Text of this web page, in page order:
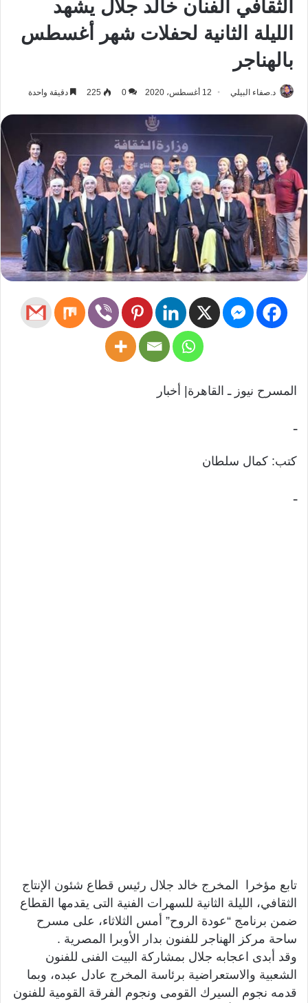
الثقافي الفنان خالد جلال يشهد
الليلة الثانية لحفلات شهر أغسطس
بالهناجر
د.صفاء البيلي 12 أغسطس، 2020 0
225 دقيقة واحدة
المسرح نيوز ـ القاهرة| أخبار
ـ
كتب: كمال سلطان
ـ
تابع مؤخرا المخرج خالد جلال رئيس قطاع شئون الإنتاج
الثقافي، الليلة الثانية للسهرات الفنية التى يقدمها القطاع
ضمن برنامج “عودة الروح” أمس الثلاثاء، على مسرح
ساحة مركز الهناجر للفنون بدار الأوبرا المصرية .
وقد أبدى اعجابه جلال بمشاركة البيت الفنى للفنون
الشعبية والاستعراضية برئاسة المخرج عادل عبده، وبما
قدمه نجوم السيرك القومى ونجوم الفرقة القومية للفنون